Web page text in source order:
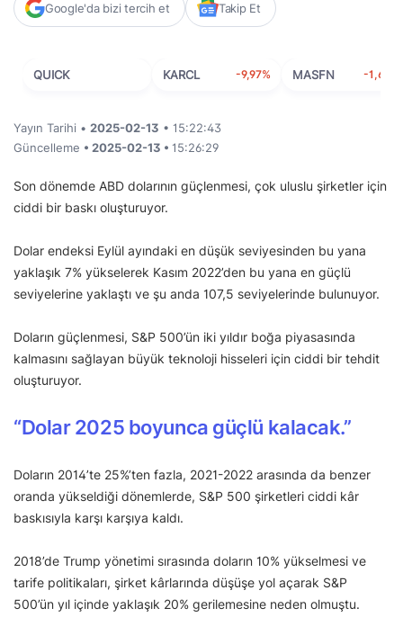
Google'da bizi tercih et Takip Et
QUICK KARCL -9,97% MASFN -1,63%
Yayın Tarihi • 2025-02-13 • 15:22:43
Güncelleme • 2025-02-13 • 15:26:29
Son dönemde ABD dolarının güçlenmesi, çok uluslu şirketler için
ciddi bir baskı oluşturuyor.
Dolar endeksi Eylül ayındaki en düşük seviyesinden bu yana
yaklaşık 7% yükselerek Kasım 2022’den bu yana en güçlü
seviyelerine yaklaştı ve şu anda 107,5 seviyelerinde bulunuyor.
Doların güçlenmesi, S&P 500’ün iki yıldır boğa piyasasında
kalmasını sağlayan büyük teknoloji hisseleri için ciddi bir tehdit
oluşturuyor.
“Dolar 2025 boyunca güçlü kalacak.”
Doların 2014’te 25%’ten fazla, 2021-2022 arasında da benzer
oranda yükseldiği dönemlerde, S&P 500 şirketleri ciddi kâr
baskısıyla karşı karşıya kaldı.
2018’de Trump yönetimi sırasında doların 10% yükselmesi ve
tarife politikaları, şirket kârlarında düşüşe yol açarak S&P
500’ün yıl içinde yaklaşık 20% gerilemesine neden olmuştu.